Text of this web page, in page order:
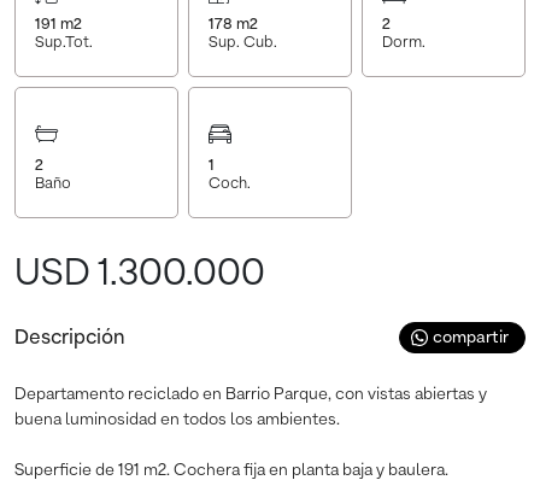
191 m2
Sup.Tot.
178 m2
Sup. Cub.
2
Dorm.
2
Baño
1
Coch.
USD 1.300.000
Descripción compartir
Departamento reciclado en Barrio Parque, con vistas abiertas y
buena luminosidad en todos los ambientes.
Superficie de 191 m2. Cochera fija en planta baja y baulera.